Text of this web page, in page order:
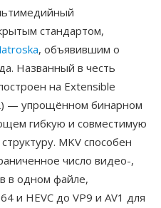
стандартом,
, объявившим о
Названный в честь
на Extensible
— упрощённом бинарном
гибкую и совместимую
MKV способен
число видео-,
в одном файле,
и HEVC до VP9 и AV1 для